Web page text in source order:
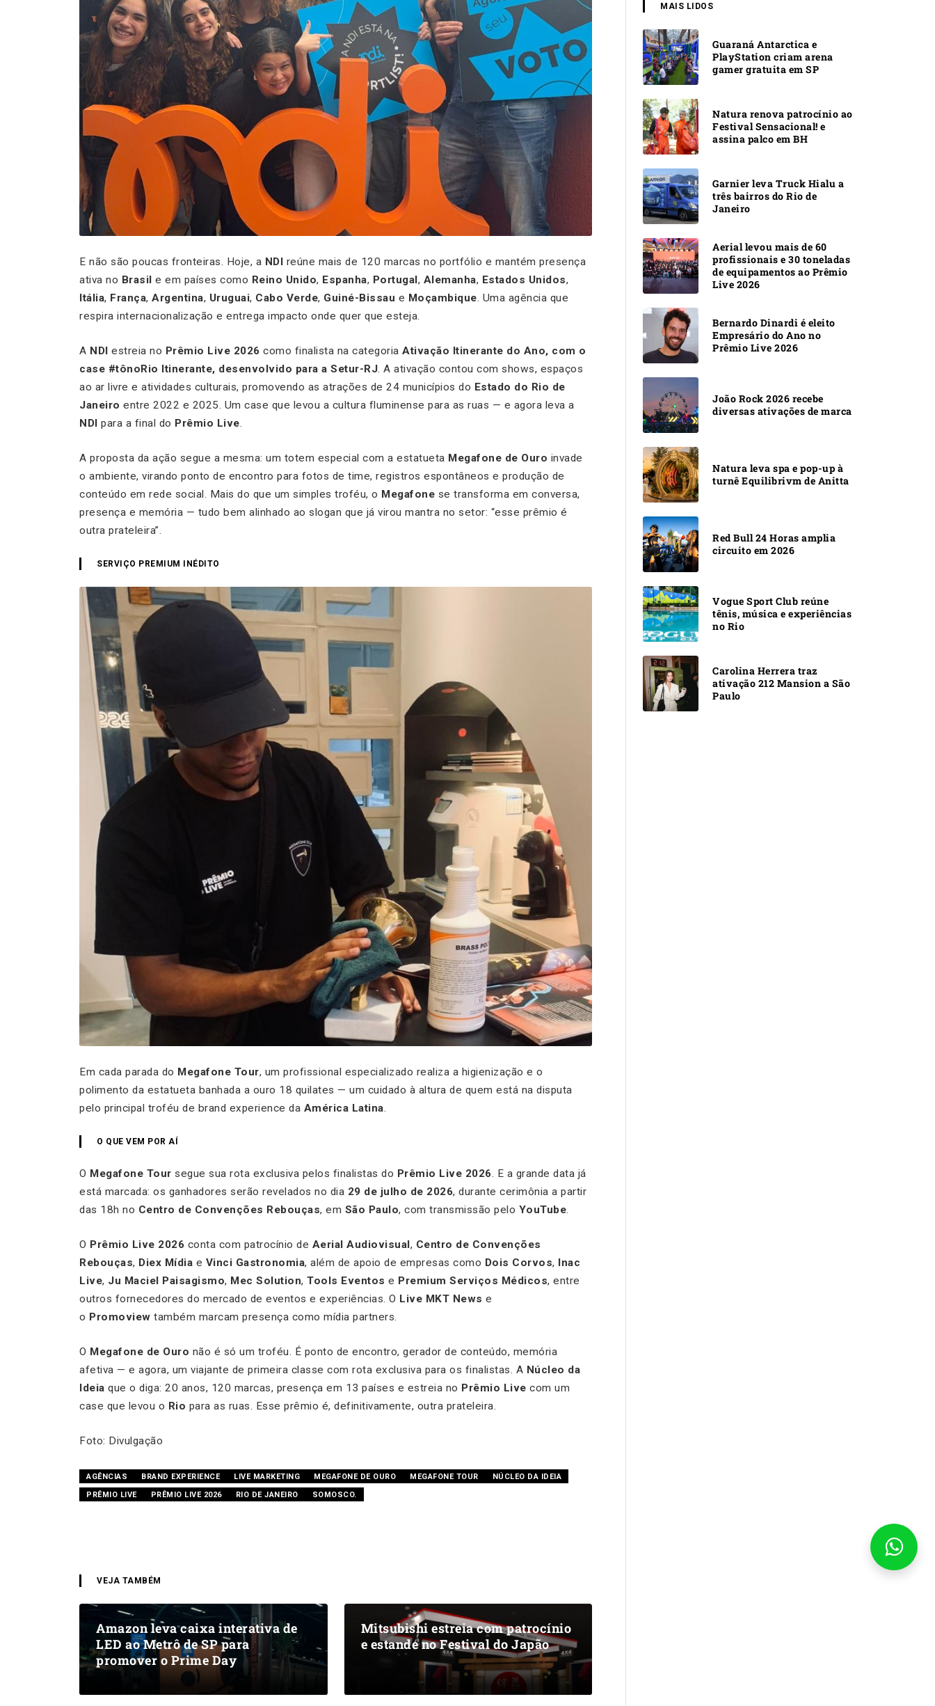
E não são poucas fronteiras. Hoje, a NDI reúne mais de 120 marcas no portfólio e mantém presença
ativa no Brasil e em países como Reino Unido, Espanha, Portugal, Alemanha, Estados Unidos,
Itália, França, Argentina, Uruguai, Cabo Verde, Guiné-Bissau e Moçambique. Uma agência que
respira internacionalização e entrega impacto onde quer que esteja.
A NDI estreia no Prêmio Live 2026 como finalista na categoria Ativação Itinerante do Ano, com o
case #tônoRio Itinerante, desenvolvido para a Setur-RJ. A ativação contou com shows, espaços
ao ar livre e atividades culturais, promovendo as atrações de 24 municípios do Estado do Rio de
Janeiro entre 2022 e 2025. Um case que levou a cultura fluminense para as ruas — e agora leva a
NDI para a final do Prêmio Live.
A proposta da ação segue a mesma: um totem especial com a estatueta Megafone de Ouro invade
o ambiente, virando ponto de encontro para fotos de time, registros espontâneos e produção de
conteúdo em rede social. Mais do que um simples troféu, o Megafone se transforma em conversa,
presença e memória — tudo bem alinhado ao slogan que já virou mantra no setor: “esse prêmio é
outra prateleira”.
SERVIÇO PREMIUM INÉDITO
Em cada parada do Megafone Tour, um profissional especializado realiza a higienização e o
polimento da estatueta banhada a ouro 18 quilates — um cuidado à altura de quem está na disputa
pelo principal troféu de brand experience da América Latina.
O QUE VEM POR AÍ
O Megafone Tour segue sua rota exclusiva pelos finalistas do Prêmio Live 2026. E a grande data já
está marcada: os ganhadores serão revelados no dia 29 de julho de 2026, durante cerimônia a partir
das 18h no Centro de Convenções Rebouças, em São Paulo, com transmissão pelo YouTube.
O Prêmio Live 2026 conta com patrocínio de Aerial Audiovisual, Centro de Convenções
Rebouças, Diex Mídia e Vinci Gastronomia, além de apoio de empresas como Dois Corvos, Inac
Live, Ju Maciel Paisagismo, Mec Solution, Tools Eventos e Premium Serviços Médicos, entre
outros fornecedores do mercado de eventos e experiências. O Live MKT News e
o Promoview também marcam presença como mídia partners.
O Megafone de Ouro não é só um troféu. É ponto de encontro, gerador de conteúdo, memória
afetiva — e agora, um viajante de primeira classe com rota exclusiva para os finalistas. A Núcleo da
Ideia que o diga: 20 anos, 120 marcas, presença em 13 países e estreia no Prêmio Live com um
case que levou o Rio para as ruas. Esse prêmio é, definitivamente, outra prateleira.
Foto: Divulgação
AGÊNCIAS BRAND EXPERIENCE LIVE MARKETING MEGAFONE DE OURO MEGAFONE TOUR
NÚCLEO DA IDEIA
PRÊMIO LIVE
PRÊMIO LIVE 2026 RIO DE JANEIRO SOMOSCO.
VEJA TAMBÉM
Amazon leva caixa interativa de
LED ao Metrô de SP para
promover o Prime Day
Mitsubishi estreia com patrocínio
e estande no Festival do Japão
MAIS LIDOS
Guaraná Antarctica e
PlayStation criam arena
gamer gratuita em SP
Natura renova patrocínio ao
Festival Sensacional! e
assina palco em BH
Garnier leva Truck Hialu a
três bairros do Rio de
Janeiro
Aerial levou mais de 60
profissionais e 30 toneladas
de equipamentos ao Prêmio
Live 2026
Bernardo Dinardi é eleito
Empresário do Ano no
Prêmio Live 2026
João Rock 2026 recebe
diversas ativações de marca
Natura leva spa e pop-up à
turnê Equilibrivm de Anitta
Red Bull 24 Horas amplia
circuito em 2026
Vogue Sport Club reúne
tênis, música e experiências
no Rio
Carolina Herrera traz
ativação 212 Mansion a São
Paulo